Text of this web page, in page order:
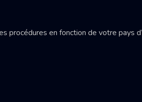
procédures en fonction de votre pays